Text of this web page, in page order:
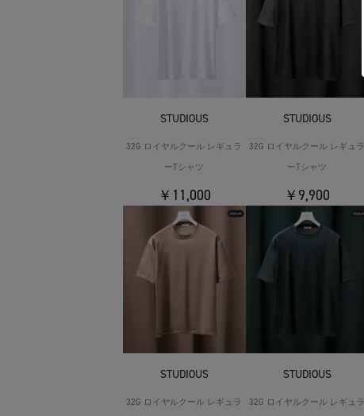
STUDIOUS
32G ロイヤルクール レギュラ
ーTシャツ
￥11,000
STUDIOUS
32G ロイヤルクール レギュラ
ーTシャツ
￥9,900
STUDIOUS
32G ロイヤルクール レギュラ
STUDIOUS
32G ロイヤルクール レギュラ